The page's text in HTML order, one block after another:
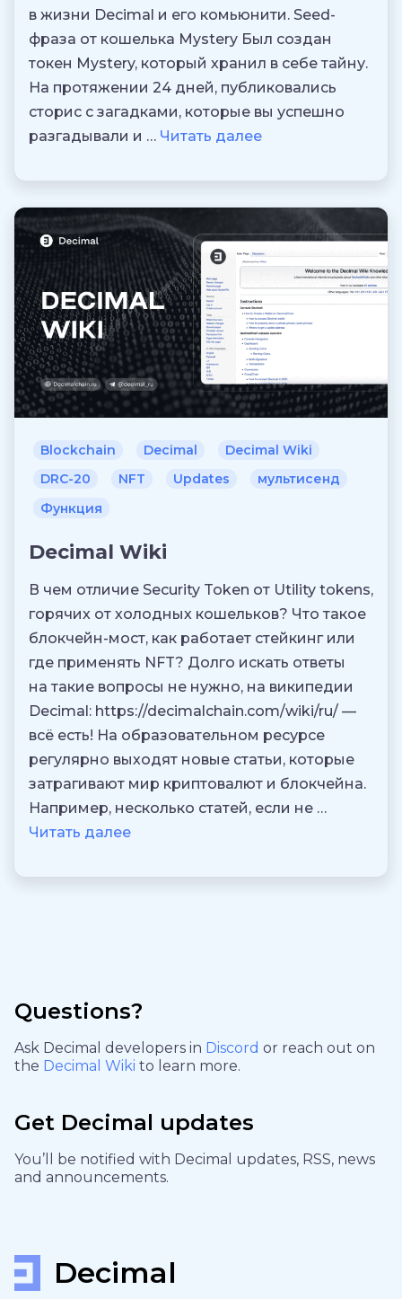
в жизни Decimal и его комьюнити. Seed-
фраза от кошелька Mystery Был создан
токен Mystery, который хранил в себе тайну.
На протяжении 24 дней, публиковались
сторис с загадками, которые вы успешно
разгадывали и … Читать далее
Blockchain Decimal
Decimal Wiki
DRC-20
NFT Updates
мультисенд
Функция
Decimal Wiki
В чем отличие Security Token от Utility tokens,
горячих от холодных кошельков? Что такое
блокчейн-мост, как работает стейкинг или
где применять NFT? Долго искать ответы
на такие вопросы не нужно, на википедии
Decimal: https://decimalchain.com/wiki/ru/ —
всё есть! На образовательном ресурсе
регулярно выходят новые статьи, которые
затрагивают мир криптовалют и блокчейна.
Например, несколько статей, если не …
Читать далее
Questions?
Ask Decimal developers in Discord or reach out on
the Decimal Wiki to learn more.
Get Decimal updates
You’ll be notified with Decimal updates, RSS, news
and announcements.
Decimal